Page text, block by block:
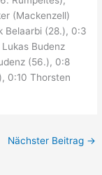
(Mackenzell)
Belaarbi (28.), 0:3
Budenz
(56.), 0:8
0:10 Thorsten
Nächster Beitrag →